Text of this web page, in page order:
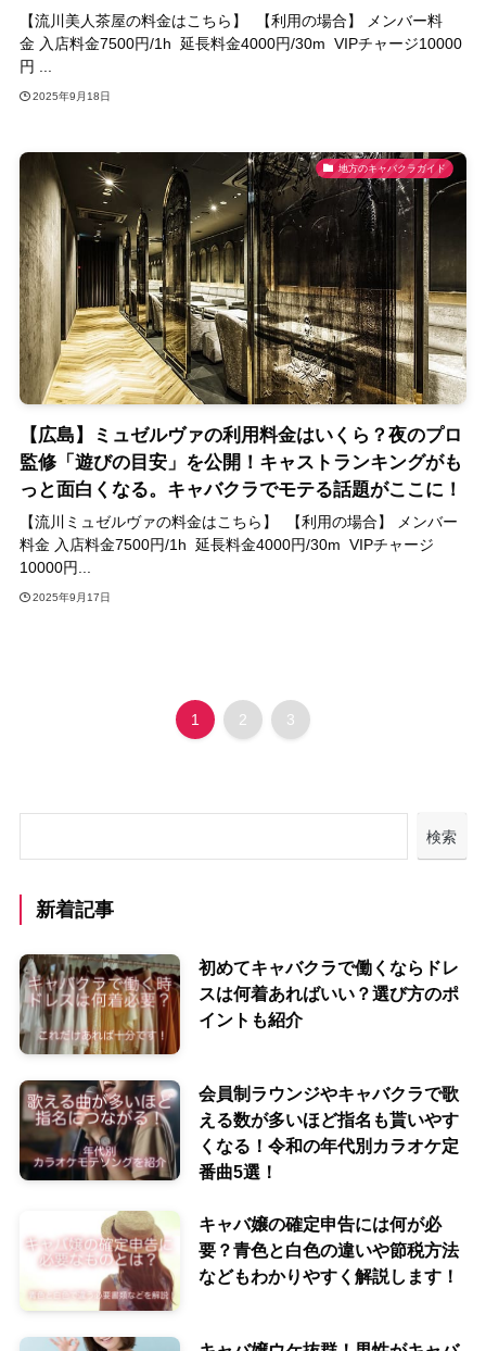
【流川美人茶屋の料金はこちら】 【利用の場合】 メンバー料
金 入店料金7500円/1h 延長料金4000円/30m VIPチャージ10000
円 ...
2025年9月18日
地方のキャバクラガイド
【広島】ミュゼルヴァの利用料金はいくら？夜のプロ
監修「遊びの目安」を公開！キャストランキングがも
っと面白くなる。キャバクラでモテる話題がここに！
【流川ミュゼルヴァの料金はこちら】 【利用の場合】 メンバー
料金 入店料金7500円/1h 延長料金4000円/30m VIPチャージ
10000円...
2025年9月17日
1 2 3
検索
新着記事
初めてキャバクラで働くならドレ
スは何着あればいい？選び方のポ
イントも紹介
会員制ラウンジやキャバクラで歌
える数が多いほど指名も貰いやす
くなる！令和の年代別カラオケ定
番曲5選！
キャバ嬢の確定申告には何が必
要？青色と白色の違いや節税方法
などもわかりやすく解説します！